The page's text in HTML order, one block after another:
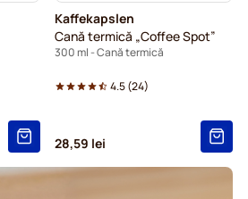
Kaffekapslen
Cană termică „Coffee Spot”
300 ml - Cană termică
4.5(24)
28,59 lei